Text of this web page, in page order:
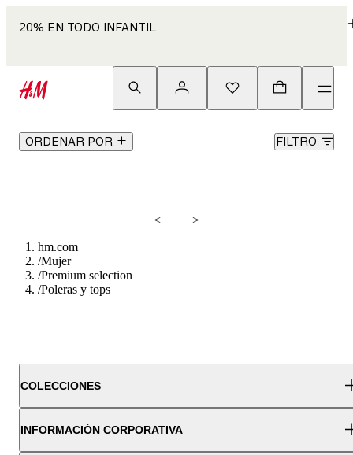
20% EN TODO INFANTIL
ORDENAR POR FILTRO
<
>
hm.com
/Mujer
/Premium selection
/Poleras y tops
COLECCIONES
INFORMACIÓN CORPORATIVA